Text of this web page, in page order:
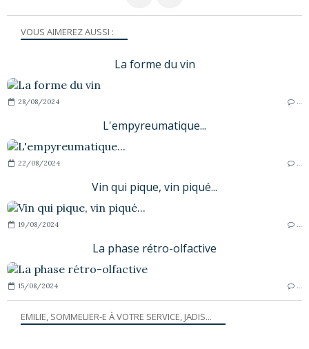
VOUS AIMEREZ AUSSI :
La forme du vin
28/08/2024
L'empyreumatique...
22/08/2024
Vin qui pique, vin piqué...
19/08/2024
La phase rétro-olfactive
15/08/2024
EMILIE, SOMMELIER-E À VOTRE SERVICE, JADIS...